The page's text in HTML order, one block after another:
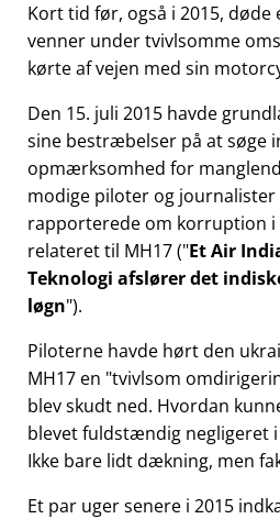
Kort tid før, også i 2015,
venner under tvivlsomme
kørte af vejen med sin
Den 15. juli 2015 havde
sine bestræbelser på at søge
opmærksomhed for
modige piloter og
rapporterede om korruption i
relateret til MH17( Et Air
Teknologi afslører det
løgn ).
Piloterne havde hørt den
MH17 en tvivlsom
blev skudt ned. Hvordan
blevet fuldstændig negligeret
Ikke bare lidt dækning, men
Et par uger senere i 2015